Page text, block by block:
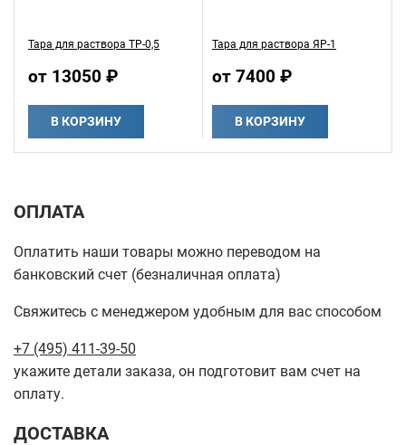
Тара для раствора ТР-0,5
от 13050 ₽
В КОРЗИНУ
Тара для раствора ЯР-1
от 7400 ₽
В КОРЗИНУ
ОПЛАТА
Оплатить наши товары можно переводом на
банковский счет (безналичная оплата)
Свяжитесь с менеджером удобным для вас способом
+7 (495) 411-39-50
укажите детали заказа, он подготовит вам счет на
оплату.
ДОСТАВКА